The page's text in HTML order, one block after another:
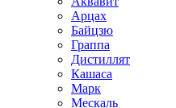
Арцах
Байцзю
Граппа
Дистиллят
Кашаса
Марк
Мескаль